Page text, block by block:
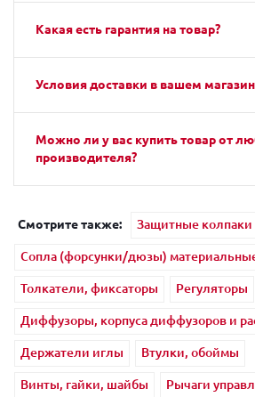
Какая есть гарантия на товар?
Условия доставки в вашем
Можно ли у вас купить товар от
производителя?
Смотрите также: Защитные колпаки
Сопла (форсунки/дюзы)
Толкатели, фиксаторы
Регуляторы
Диффузоры, корпуса диффузоров и
Держатели иглы
Втулки, обоймы
Винты, гайки, шайбы
Рычаги